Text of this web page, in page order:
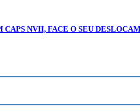
NVII, FACE O SEU